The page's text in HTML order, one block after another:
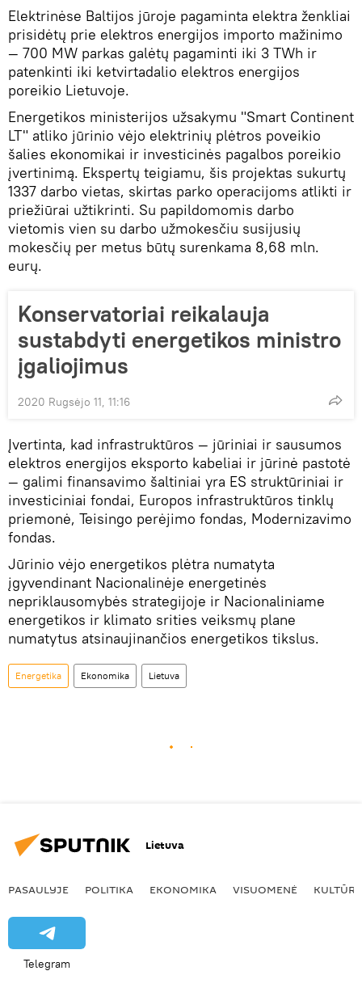
Elektrinėse Baltijos jūroje pagaminta elektra ženkliai
prisidėtų prie elektros energijos importo mažinimo
— 700 MW parkas galėtų pagaminti iki 3 TWh ir
patenkinti iki ketvirtadalio elektros energijos
poreikio Lietuvoje.
Energetikos ministerijos užsakymu "Smart Continent
LT" atliko jūrinio vėjo elektrinių plėtros poveikio
šalies ekonomikai ir investicinės pagalbos poreikio
įvertinimą. Ekspertų teigiamu, šis projektas sukurtų
1337 darbo vietas, skirtas parko operacijoms atlikti ir
priežiūrai užtikrinti. Su papildomomis darbo
vietomis vien su darbo užmokesčiu susijusių
mokesčių per metus būtų surenkama 8,68 mln.
eurų.
Konservatoriai reikalauja
sustabdyti energetikos ministro
įgaliojimus
2020 Rugsėjo 11, 11:16
Įvertinta, kad infrastruktūros — jūriniai ir sausumos
elektros energijos eksporto kabeliai ir jūrinė pastotė
— galimi finansavimo šaltiniai yra ES struktūriniai ir
investiciniai fondai, Europos infrastruktūros tinklų
priemonė, Teisingo perėjimo fondas, Modernizavimo
fondas.
Jūrinio vėjo energetikos plėtra numatyta
įgyvendinant Nacionalinėje energetinės
nepriklausomybės strategijoje ir Nacionaliniame
energetikos ir klimato srities veiksmų plane
numatytus atsinaujinančios energetikos tikslus.
Energetika Ekonomika Lietuva
Lietuva
PASAULYJE POLITIKA EKONOMIKA VISUOMENĖ KULTŪRA
Telegram